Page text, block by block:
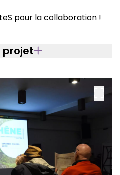
pour la collaboration !
projet